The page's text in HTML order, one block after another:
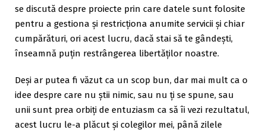
se discută despre proiecte prin care datele sunt folosite
pentru a gestiona și restricționa anumite servicii și chiar
cumpărături, ori acest lucru, dacă stai să te gândești,
înseamnă puțin restrângerea libertăților noastre.
Deși ar putea fi văzut ca un scop bun, dar mai mult ca o
idee despre care nu știi nimic, sau nu ți se spune, sau
unii sunt prea orbiți de entuziasm ca să îi vezi rezultatul,
acest lucru le-a plăcut și colegilor mei, până zilele